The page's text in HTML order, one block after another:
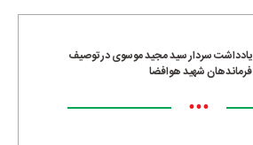
یادداشت سردار سید مجید موسوی در توصیف
فرماندهان شهید هوافضا
•••